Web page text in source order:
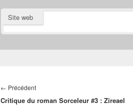
Site web
de
l’article
← PrécédentArticle
précédent :
Critique du roman Sorceleur #3 : Zireael